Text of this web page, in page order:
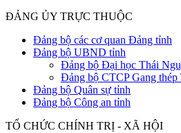
ĐẢNG ỦY TRỰC THUỘC
Đảng bộ các cơ quan Đảng tỉnh
Đảng bộ UBND tỉnh
Đảng bộ Đại học Thái
Đảng bộ CTCP Gang thép
Đảng bộ Quân sự tỉnh
Đảng bộ Công an tỉnh
TỔ CHỨC CHÍNH TRỊ - XÃ HỘI